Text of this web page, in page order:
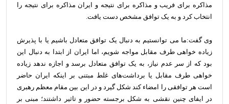
مذاکره برای فریب و مذاکره برای نتیجه و ایران مذاکره برای نتیجه را
انتخاب کرد و به یک توافق مشخص دست یافت.
وی گفت:‌ما می توانستیم به دنبال یک توافق متعادل باشیم یا با پذیرش
زیاده خواهی طرف مقابل مواجه شویم، اما ایران از ابتدا به دنبال این
بود که از سر عدم نیاز، به یک توافق متعادل برسد و اجازه ندهد زیاده
خواهی طرف مقابل یا برداشت‌های غلط مبتنی بر اینکه ایران حاضر
است هر توافقی را امضاء کند شکل گیرد و در این بین مقام معظم رهبری
در ایفای چنین نقشی به شکل برجسته حضور و تاثیر داشتند؛ مبنی بر